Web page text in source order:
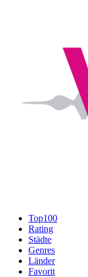
Top100
Rating
Städte
Genres
Länder
Favorit